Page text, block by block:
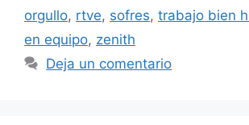
orgullo, rtve, sofres, trabajo bien
en equipo, zenith
Deja un comentario